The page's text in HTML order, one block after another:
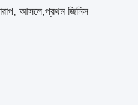
আসলে,প্রথম জিনিস